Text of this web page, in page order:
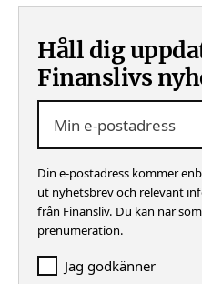
Håll dig
Finanslivs
Din e-postadress kommer
ut nyhetsbrev och relevant
från Finansliv. Du kan när
prenumeration.
Jag godkänner